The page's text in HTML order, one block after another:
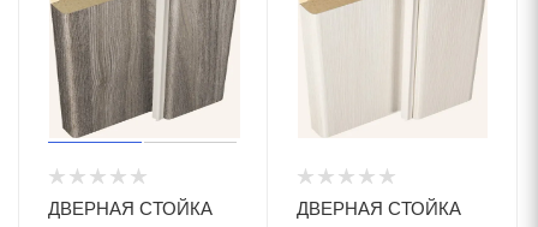
ДВЕРНАЯ СТОЙКА
ДВЕРНАЯ СТОЙКА